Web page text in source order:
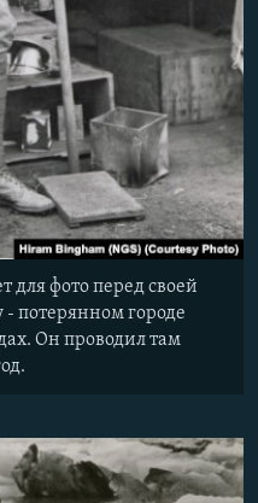
для фото перед своей
потерянном городе
Он проводил там